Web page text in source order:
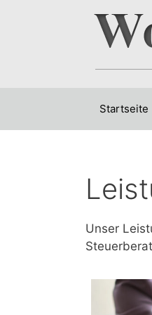
Startseite
Unser